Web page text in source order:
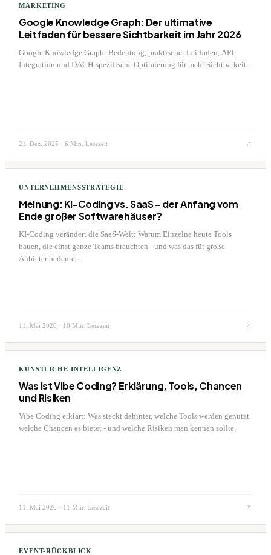
MARKETING
Google Knowledge Graph: Der ultimative
Leitfaden für bessere Sichtbarkeit im Jahr 2026
Google Knowledge Graph: Bedeutung, praktischer Leitfaden, API-
Integration und DACH-spezifische Optimierung für mehr Sichtbarkeit.
21. Dez. 2025 · 6 Min. Lesezeit
UNTERNEHMENSSTRATEGIE
Meinung: KI-Coding vs. SaaS – der Anfang vom
Ende großer Softwarehäuser?
KI-Coding verändert die SaaS-Welt: Warum Einzelne heute Tools
bauen, die einst ganze Teams brauchten - und was das für große
Anbieter bedeutet.
11. Mai 2026 · 10 Min. Lesezeit
KÜNSTLICHE INTELLIGENZ
Was ist Vibe Coding? Erklärung, Tools, Chancen
und Risiken
Vibe Coding erklärt: Was steckt dahinter, welche Tools werden genutzt,
welche Chancen es bietet - und welche Risiken man kennen sollte.
11. Mai 2026 · 11 Min. Lesezeit
EVENT-RÜCKBLICK